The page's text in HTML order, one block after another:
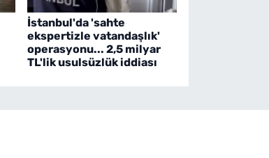
İstanbul'da 'sahte
ekspertizle vatandaşlık'
operasyonu... 2,5 milyar
TL'lik usulsüzlük iddiası